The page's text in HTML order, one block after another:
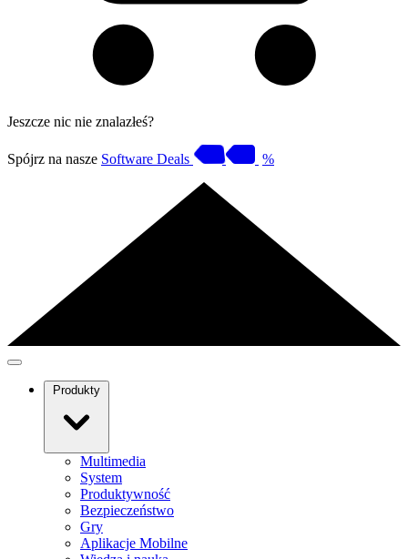
Jeszcze nic nie znalazłeś?
Spójrz na nasze Software Deals %
Produkty
Multimedia
System
Produktywność
Bezpieczeństwo
Gry
Aplikacje Mobilne